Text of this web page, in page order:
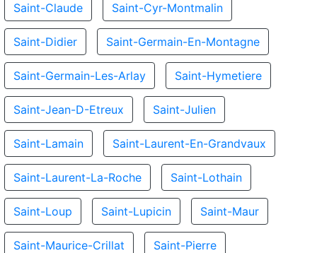
Saint-Claude Saint-Cyr-Montmalin
Saint-Didier Saint-Germain-En-Montagne
Saint-Germain-Les-Arlay Saint-Hymetiere
Saint-Jean-D-Etreux Saint-Julien
Saint-Lamain Saint-Laurent-En-Grandvaux
Saint-Laurent-La-Roche Saint-Lothain
Saint-Loup Saint-Lupicin Saint-Maur
Saint-Maurice-Crillat Saint-Pierre